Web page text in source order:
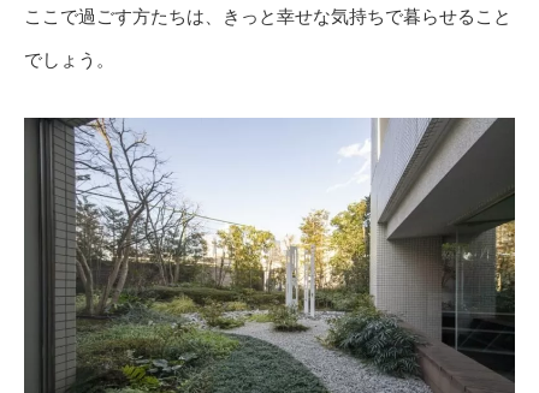
ここで過ごす方たちは、きっと幸せな気持ちで暮らせること
でしょう。